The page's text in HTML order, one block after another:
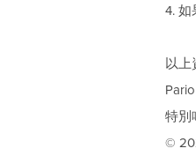
4. 如
以上
特別
©